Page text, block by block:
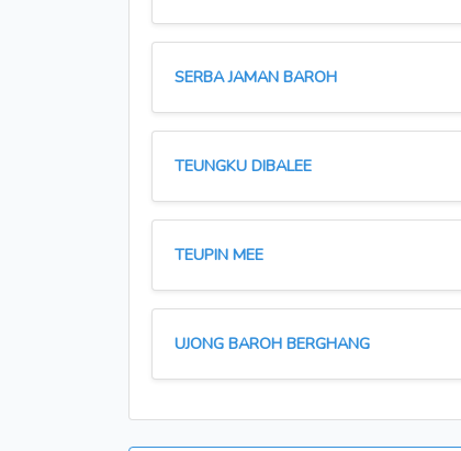
SERBA JAMAN BAROH
TEUNGKU DIBALEE
TEUPIN MEE
UJONG BAROH BERGHANG